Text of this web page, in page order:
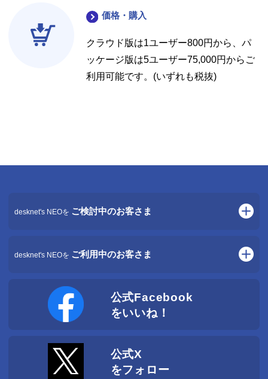
価格・購入
クラウド版は1ユーザー800円から、パ
ッケージ版は5ユーザー75,000円からご
利用可能です。(いずれも税抜)
desknet's NEOを ご検討中のお客さま
desknet's NEOについて
AppSuiteで業務をシステム化
ウェブ会議をもっと身近に
Amazonビジネス連携
クラウド版
クラウド版を選ぶ理由
desknet's NEOを ご利用中のお客さま
クラウド版
お客さまサポート
よくあるご質問
障害・メンテナンス情報
公式Facebook
をいいね！
公式X
をフォロー